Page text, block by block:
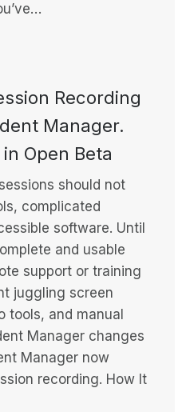
Recording
Manager.
Open Beta
should not
complicated
software. Until
and usable
support or training
juggling screen
tools, and manual
Manager changes
Manager now
recording. How It